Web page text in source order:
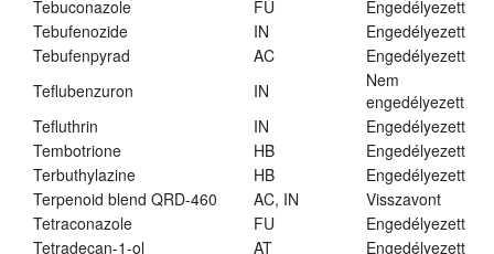
Tebuconazole
FU
Engedélyezett
Tebufenozide
IN
Engedélyezett
Tebufenpyrad
AC
Engedélyezett
Teflubenzuron
IN
Nem
engedélyezett
Tefluthrin
IN
Engedélyezett
Tembotrione
HB
Engedélyezett
Terbuthylazine
HB
Engedélyezett
Terpenoid blend QRD-460
AC, IN
Visszavont
Tetraconazole
FU
Engedélyezett
Tetradecan-1-ol
AT Engedélyezett